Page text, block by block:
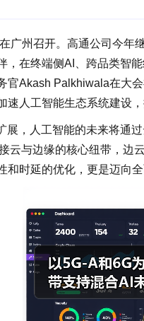
广州召开。高通公司今年
，在终端侧AI、跨品类智
Akash Palkhiwala在大
人工智能生态系统建设
展，人工智能的未来将通
云与边缘的核心纽带，边
时延的优化，更是迈向